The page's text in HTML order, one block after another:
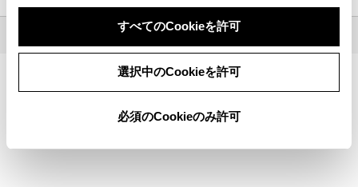
すべてのCookieを許可
選択中のCookieを許可
必須のCookieのみ許可
2026 TOYOTA MOTOR CORPORATION. ALL RIGHTS RESERVED.